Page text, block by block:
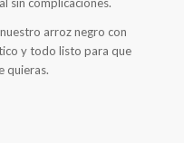
sin complicaciones.
arroz negro con
y todo listo para que
quieras.